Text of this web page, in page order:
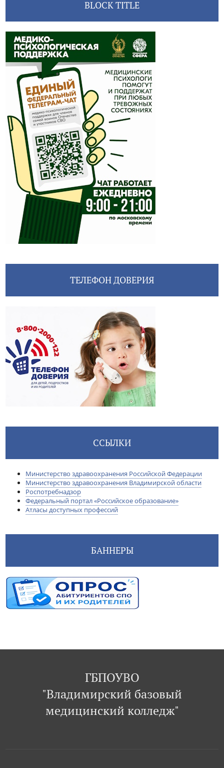
BLOCK TITLE
ТЕЛЕФОН ДОВЕРИЯ
ССЫЛКИ
Министерство здравоохранения Российской Федерации
Министерство здравоохранения Владимирской области
Роспотребнадзор
Федеральный портал «Российское образование»
Атласы доступных профессий
БАННЕРЫ
ГБПОУВО
"Владимирский базовый
медицинский колледж"